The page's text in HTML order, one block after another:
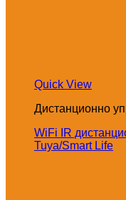
Quick View
Дистанционно
WiFi IR
Tuya/Smart Life